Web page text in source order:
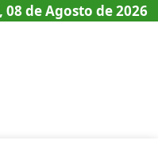
de Agosto de 2026